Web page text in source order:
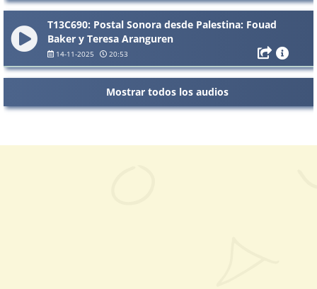
T13C690: Postal Sonora desde Palestina: Fouad
Baker y Teresa Aranguren
14-11-2025 20:53
Mostrar todos los audios